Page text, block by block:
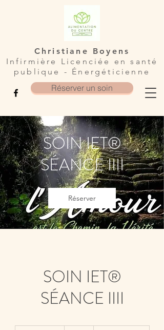
Christiane Boyens
Infirmière Licenciée en santé
publique - Énergéticienne
Réserver un soin
SOIN IET®
SÉANCE IIII
Réserver
SOIN IET®
SÉANCE IIII